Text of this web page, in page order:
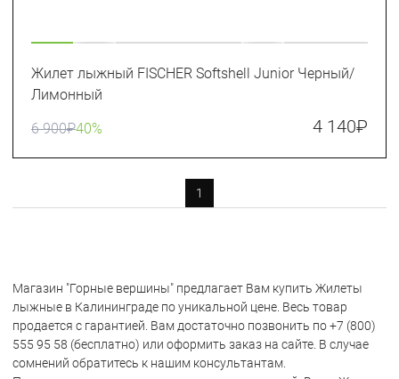
Жилет лыжный FISCHER Softshell Junior Черный/
Лимонный
6 900₽40% 4 140₽
1
Магазин "Горные вершины" предлагает Вам купить Жилеты
лыжные в Калининграде по уникальной цене. Весь товар
продается с гарантией. Вам достаточно позвонить по +7 (800)
555 95 58 (бесплатно) или оформить заказ на сайте. В случае
сомнений обратитесь к нашим консультантам.